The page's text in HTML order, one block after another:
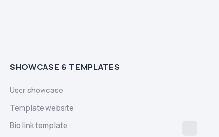
SHOWCASE & TEMPLATES
User showcase
Template website
Bio link template